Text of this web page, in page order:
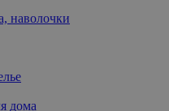
наволочки
дома